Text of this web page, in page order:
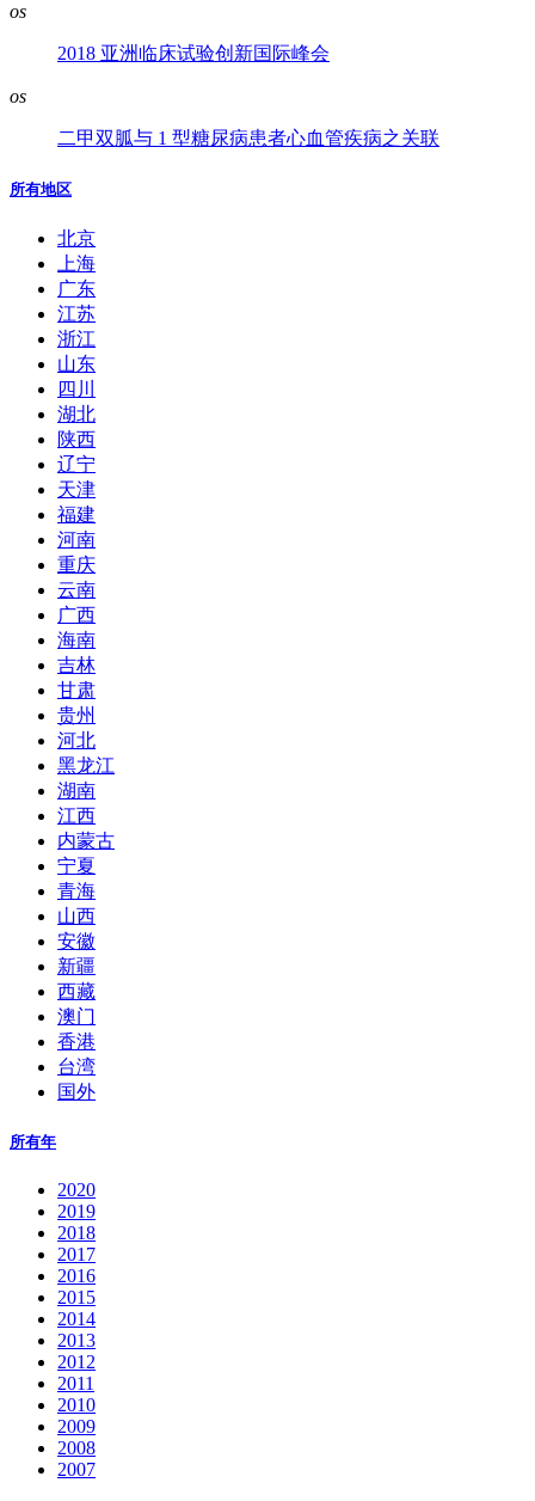
os
2018 亚洲临床试验创新国际峰会
os
二甲双胍与 1 型糖尿病患者心血管疾病之关联
所有地区
北京
上海
广东
江苏
浙江
山东
四川
湖北
陕西
辽宁
天津
福建
河南
重庆
云南
广西
海南
吉林
甘肃
贵州
河北
黑龙江
湖南
江西
内蒙古
宁夏
青海
山西
安徽
新疆
西藏
澳门
香港
台湾
国外
所有年
2020
2019
2018
2017
2016
2015
2014
2013
2012
2011
2010
2009
2008
2007